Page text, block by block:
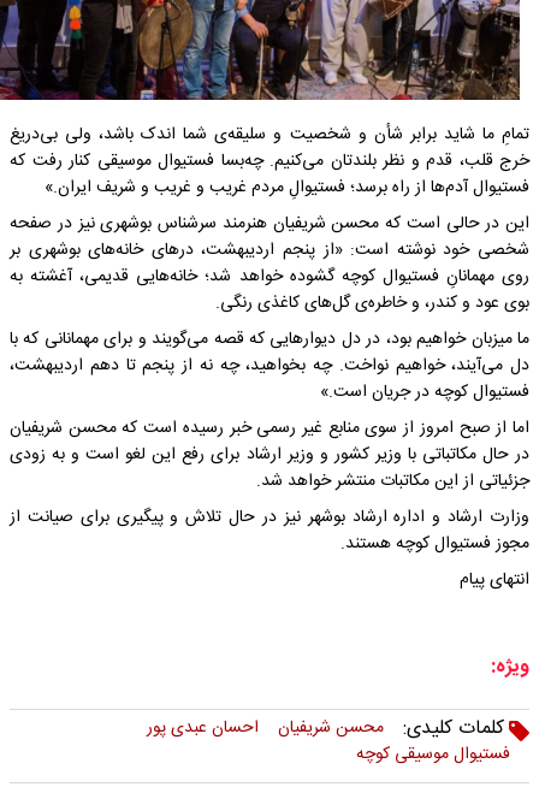
تمامِ ما شاید برابر شأن و شخصیت و سلیقه‌ی شما اندک باشد، ولی بی‌دریغ
خرج قلب، قدم‌ و نظر بلندتان می‌کنیم. ‌‎چه‌بسا فستیوال موسیقی کنار رفت که
فستیوال آدم‌ها از راه برسد؛ فستیوالِ مردم غریب و غریب و شریف ایران.»
این در حالی است که محسن شریفیان هنرمند سرشناس بوشهری نیز در صفحه
شخصی خود نوشته است: «از پنجم اردیبهشت، درهای خانه‌های بوشهری بر
روی مهمانانِ فستیوال کوچه گشوده خواهد شد؛ خانه‌هایی قدیمی، آغشته به
بوی عود و کندر، و خاطره‌ی گل‌های کاغذی رنگی.
ما میزبان خواهیم بود، در دل دیوارهایی که قصه می‌گویند و برای مهمانانی که با
دل می‌آیند، خواهیم نواخت. چه بخواهید، چه نه از پنجم تا دهم اردیبهشت،
فستیوال کوچه در جریان است.»
اما از صبح امروز از سوی منابع غیر رسمی خبر رسیده است که محسن شریفیان
در حال مکاتباتی با وزیر کشور و وزیر ارشاد برای رفع این لغو است‌ و به زودی
جزئیاتی از این مکاتبات منتشر خواهد شد.
وزارت ارشاد و اداره ارشاد بوشهر نیز در حال تلاش و پیگیری برای صیانت از
مجوز فستیوال کوچه هستند.
انتهای پیام
ویژه:
کلمات کلیدی:
محسن شریفیان
احسان عبدی پور
فستیوال موسیقی کوچه